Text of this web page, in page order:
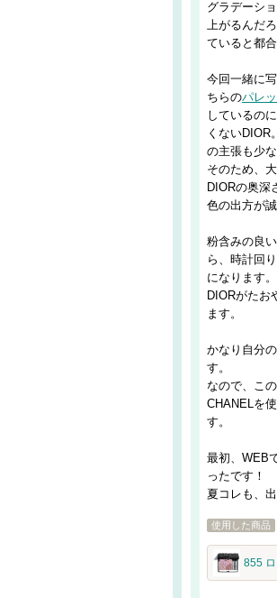
グラデーシ
上がるんだ
ていると都
今回一緒に
ちらのパレ
しているの
くないDIOR
の主張も少な
そのため、
DIORの奥深
色の出方が
粉含みの良
ら、時計回
になります。
DIORがたお
ます。
かなり自分
す。
なので、こ
CHANELを
す。
最初、WEB
ったです！
夏コレも、
使用した商品
855 ロ